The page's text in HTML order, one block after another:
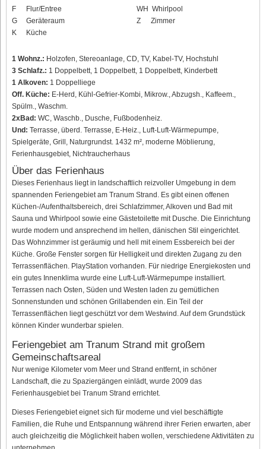
F
Flur/Entree
G
Geräteraum
K
Küche
WH Whirlpool
Z
Zimmer
1 Wohnz.: Holzofen, Stereoanlage, CD, TV, Kabel-TV, Hochstuhl
3 Schlafz.: 1 Doppelbett, 1 Doppelbett, 1 Doppelbett, Kinderbett
1 Alkoven: 1 Doppelliege
Off. Küche: E-Herd, Kühl-Gefrier-Kombi, Mikrow., Abzugsh., Kaffeem.,
Spülm., Waschm.
2xBad: WC, Waschb., Dusche, Fußbodenheiz.
Und: Terrasse, überd. Terrasse, E-Heiz., Luft-Luft-Wärmepumpe,
Spielgeräte, Grill, Naturgrundst. 1432 m², moderne Möblierung,
Ferienhausgebiet, Nichtraucherhaus
Über das Ferienhaus
Dieses Ferienhaus liegt in landschaftlich reizvoller Umgebung in dem
spannenden Feriengebiet am Tranum Strand. Es gibt einen offenen
Küchen-/Aufenthaltsbereich, drei Schlafzimmer, Alkoven und Bad mit
Sauna und Whirlpool sowie eine Gästetoilette mit Dusche. Die Einrichtung
wurde modern und ansprechend im hellen, dänischen Stil eingerichtet.
Das Wohnzimmer ist geräumig und hell mit einem Essbereich bei der
Küche. Große Fenster sorgen für Helligkeit und direkten Zugang zu den
Terrassenflächen. PlayStation vorhanden. Für niedrige Energiekosten und
ein gutes Innenklima wurde eine Luft-Luft-Wärmepumpe installiert.
Terrassen nach Osten, Süden und Westen laden zu gemütlichen
Sonnenstunden und schönen Grillabenden ein. Ein Teil der
Terrassenflächen liegt geschützt vor dem Westwind. Auf dem Grundstück
können Kinder wunderbar spielen.
Feriengebiet am Tranum Strand mit großem
Gemeinschaftsareal
Nur wenige Kilometer vom Meer und Strand entfernt, in schöner
Landschaft, die zu Spaziergängen einlädt, wurde 2009 das
Ferienhausgebiet bei Tranum Strand errichtet.
Dieses Feriengebiet eignet sich für moderne und viel beschäftigte
Familien, die Ruhe und Entspannung während ihrer Ferien erwarten, aber
auch gleichzeitig die Möglichkeit haben wollen, verschiedene Aktivitäten zu